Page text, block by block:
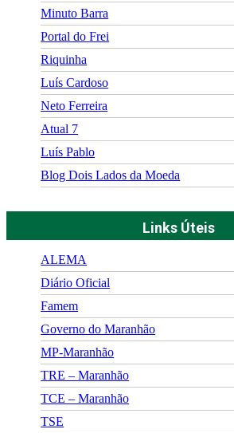
Minuto Barra
Portal do Frei
Riquinha
Luís Cardoso
Neto Ferreira
Atual 7
Luís Pablo
Blog Dois Lados da Moeda
Links Úteis
ALEMA
Diário Oficial
Famem
Governo do Maranhão
MP-Maranhão
TRE – Maranhão
TCE – Maranhão
TSE